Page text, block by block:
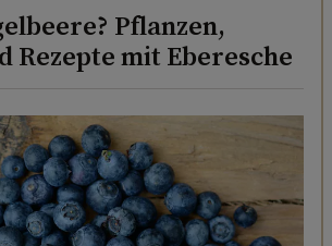
Pflanzen,
Rezepte mit Eberesche